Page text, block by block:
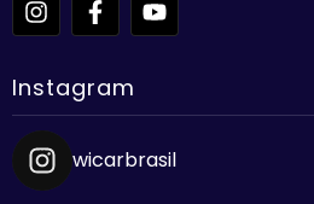
Instagram
wicarbrasil